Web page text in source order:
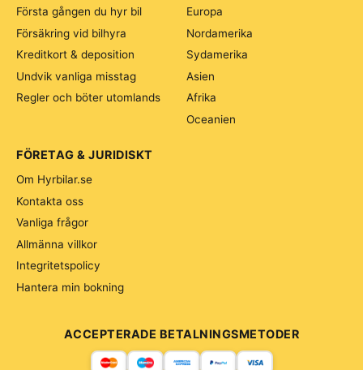
Europa
Nordamerika
Sydamerika
Asien
Afrika
Oceanien
Första gången du hyr bil
Försäkring vid bilhyra
Kreditkort & deposition
Undvik vanliga misstag
Regler och böter utomlands
FÖRETAG & JURIDISKT
Om Hyrbilar.se
Kontakta oss
Vanliga frågor
Allmänna villkor
Integritetspolicy
Hantera min bokning
ACCEPTERADE BETALNINGSMETODER